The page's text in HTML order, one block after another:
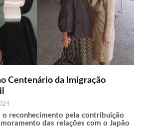
Centenário da Imigração
o reconhecimento pela contribuição
das relações com o Japão